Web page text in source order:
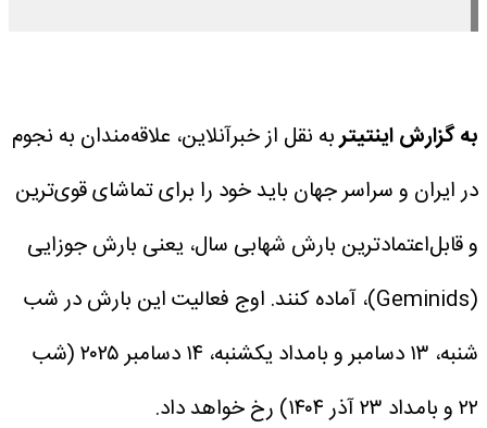
به گزارش اینتیتربه نقل از خبرآنلاین، علاقه‌مندان به نجوم
در ایران و سراسر جهان باید خود را برای تماشای قوی‌ترین
و قابل‌اعتمادترین بارش شهابی سال، یعنی بارش جوزایی
(Geminids)، آماده کنند. اوج فعالیت این بارش در شب
شنبه، ۱۳ دسامبر و بامداد یکشنبه، ۱۴ دسامبر ۲۰۲۵ (شب
۲۲ و بامداد ۲۳ آذر ۱۴۰۴) رخ خواهد داد.